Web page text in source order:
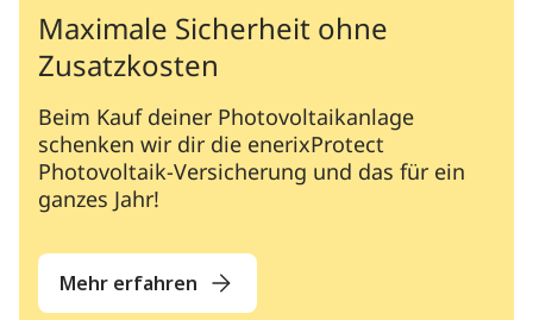
Maximale Sicherheit ohne
Zusatzkosten
Beim Kauf deiner Photovoltaikanlage
schenken wir dir die enerixProtect
Photovoltaik-Versicherung und das für ein
ganzes Jahr!
Mehr erfahren